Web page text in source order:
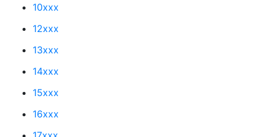
10xxx
12xxx
13xxx
14xxx
15xxx
16xxx